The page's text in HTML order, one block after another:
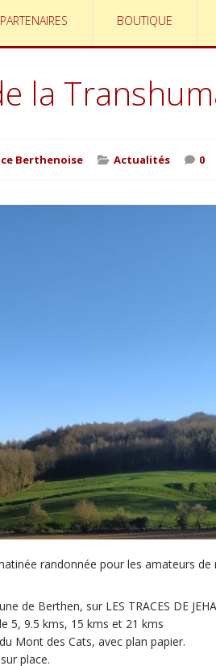
BOUTIQUE
la
Berthenoise Actualités 0
randonnée pour les amateurs de
de Berthen, sur LES TRACES DE
5, 9.5 kms, 15 kms et 21 kms
Mont des Cats, avec plan papier.
place.